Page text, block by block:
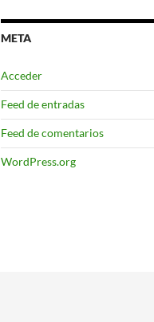
META
Acceder
Feed de entradas
Feed de comentarios
WordPress.org